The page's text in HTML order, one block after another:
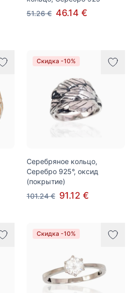
51.26 € 46.14 €
Скидка -10%
Серебряное кольцо,
Серебро 925°, оксид
(покрытие)
101.24 € 91.12 €
Скидка -10%